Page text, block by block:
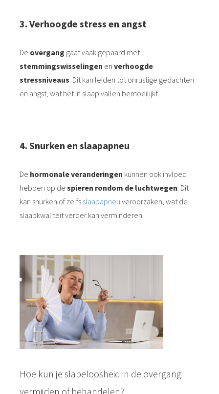
3.⁠ ⁠Verhoogde stress en angst
De overgang gaat vaak gepaard met
stemmingswisselingen en verhoogde
stressniveaus. Dit kan leiden tot onrustige gedachten
en angst, wat het in slaap vallen bemoeilijkt.
4.⁠ ⁠Snurken en slaapapneu
De hormonale veranderingen kunnen ook invloed
hebben op de spieren rondom de luchtwegen. Dit
kan snurken of zelfs slaapapneu veroorzaken, wat de
slaapkwaliteit verder kan verminderen.
Hoe kun je slapeloosheid in de overgang
vermijden of behandelen?